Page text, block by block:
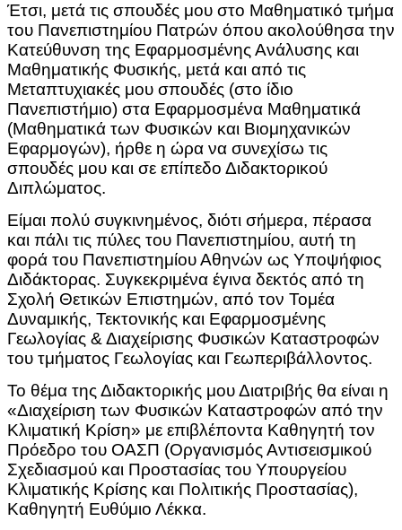
Έτσι, μετά τις σπουδές μου στο Μαθηματικό τμήμα
του Πανεπιστημίου Πατρών όπου ακολούθησα την
Κατεύθυνση της Εφαρμοσμένης Ανάλυσης και
Μαθηματικής Φυσικής, μετά και από τις
Μεταπτυχιακές μου σπουδές (στο ίδιο
Πανεπιστήμιο) στα Εφαρμοσμένα Μαθηματικά
(Μαθηματικά των Φυσικών και Βιομηχανικών
Εφαρμογών), ήρθε η ώρα να συνεχίσω τις
σπουδές μου και σε επίπεδο Διδακτορικού
Διπλώματος.
Είμαι πολύ συγκινημένος, διότι σήμερα, πέρασα
και πάλι τις πύλες του Πανεπιστημίου, αυτή τη
φορά του Πανεπιστημίου Αθηνών ως Υποψήφιος
Διδάκτορας. Συγκεκριμένα έγινα δεκτός από τη
Σχολή Θετικών Επιστημών, από τον Τομέα
Δυναμικής, Τεκτονικής και Εφαρμοσμένης
Γεωλογίας & Διαχείρισης Φυσικών Καταστροφών
του τμήματος Γεωλογίας και Γεωπεριβάλλοντος.
Το θέμα της Διδακτορικής μου Διατριβής θα είναι η
«Διαχείριση των Φυσικών Καταστροφών από την
Κλιματική Κρίση» με επιβλέποντα Καθηγητή τον
Πρόεδρο του ΟΑΣΠ (Οργανισμός Αντισεισμικού
Σχεδιασμού και Προστασίας του Υπουργείου
Κλιματικής Κρίσης και Πολιτικής Προστασίας),
Καθηγητή Ευθύμιο Λέκκα.